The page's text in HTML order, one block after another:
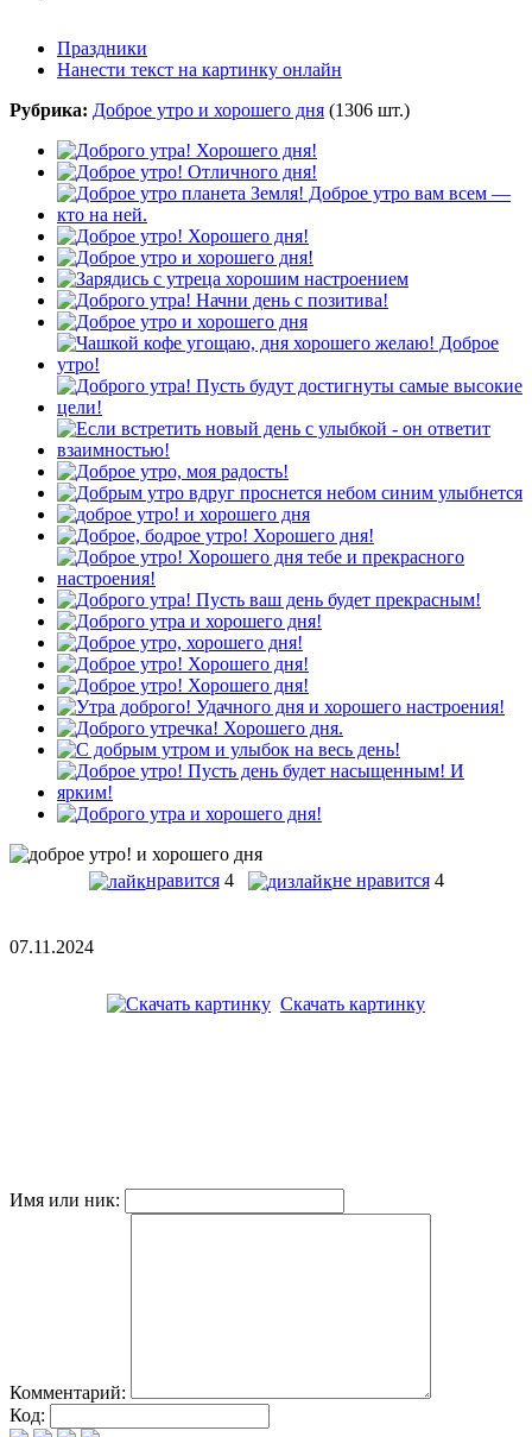
Праздники
Нанести текст на картинку онлайн
Рубрика: Доброе утро и хорошего дня (1306 шт.)
нравится 4 не нравится 4
07.11.2024
Скачать картинку
Имя или ник:
Комментарий:
Код: